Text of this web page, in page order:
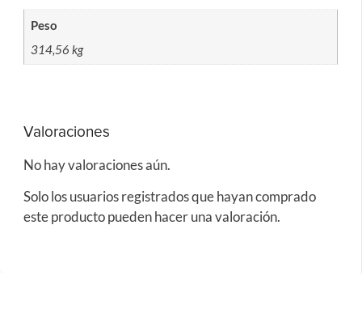
Peso
314,56 kg
Valoraciones
No hay valoraciones aún.
Solo los usuarios registrados que hayan comprado
este producto pueden hacer una valoración.